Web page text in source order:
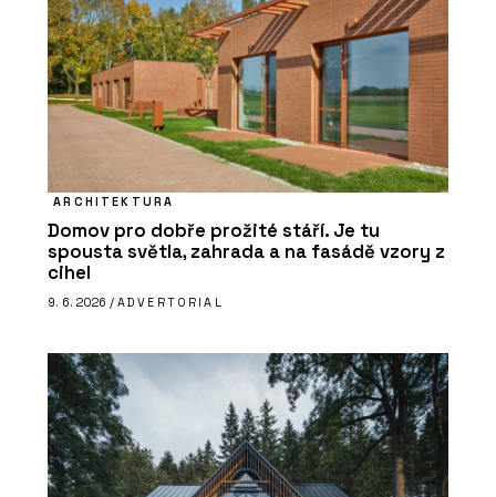
ARCHITEKTURA
Domov pro dobře prožité stáří. Je tu
spousta světla, zahrada a na fasádě vzory z
cihel
9. 6. 2026 / ADVERTORIAL